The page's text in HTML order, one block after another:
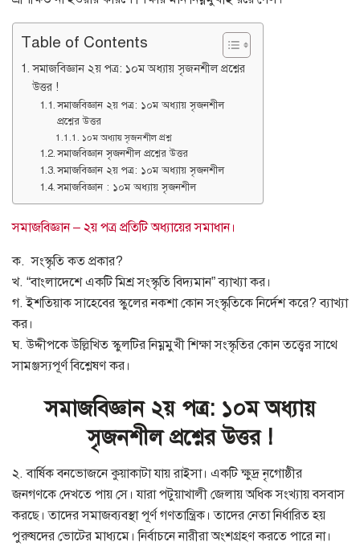
Table of Contents
সমাজবিজ্ঞান ২য় পত্র: ১০ম অধ্যায় সৃজনশীল প্রশ্নের
উত্তর !
সমাজবিজ্ঞান ২য় পত্র: ১০ম অধ্যায় সৃজনশীল
প্রশ্নের উত্তর
১০ম অধ্যায় সৃজনশীল প্রশ্ন
সমাজবিজ্ঞান সৃজনশীল প্রশ্নের উত্তর
সমাজবিজ্ঞান ২য় পত্র: ১০ম অধ্যায় সৃজনশীল
সমাজবিজ্ঞান : ১০ম অধ্যায় সৃজনশীল
সমাজবিজ্ঞান – ২য় পত্র প্রতিটি অধ্যায়ের সমাধান।
ক. সংস্কৃতি কত প্রকার?
খ. “বাংলাদেশে একটি মিশ্র সংস্কৃতি বিদ্যমান” ব্যাখ্যা কর।
গ. ইশতিয়াক সাহেবের স্কুলের নকশা কোন সংস্কৃতিকে নির্দেশ করে? ব্যাখ্যা
কর।
ঘ. উদ্দীপকে উল্লিখিত স্কুলটির নিম্নমুখী শিক্ষা সংস্কৃতির কোন তত্ত্বের সাথে
সামঞ্জস্যপূর্ণ বিশ্লেষণ কর।
সমাজবিজ্ঞান ২য় পত্র: ১০ম অধ্যায়
সৃজনশীল প্রশ্নের উত্তর !
২. বার্ষিক বনভোজনে কুয়াকাটা যায় রাইসা। একটি ক্ষুদ্র নৃগোষ্ঠীর
জনগণকে দেখতে পায় সে। যারা পটুয়াখালী জেলায় অধিক সংখ্যায় বসবাস
করছে। তাদের সমাজব্যবস্থা পূর্ণ গণতান্ত্রিক। তাদের নেতা নির্ধারিত হয়
পুরুষদের ভোটের মাধ্যমে। নির্বাচনে নারীরা অংশগ্রহণ করতে পারে না।